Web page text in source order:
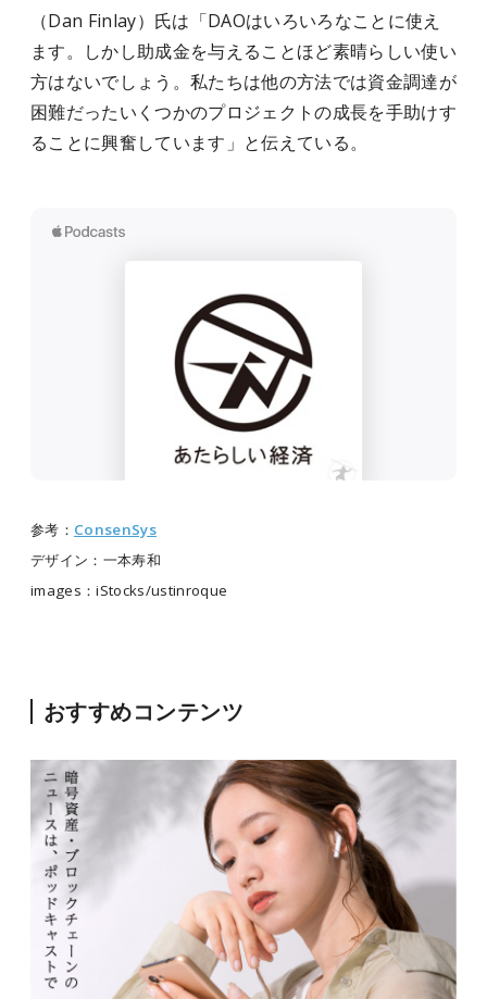
（Dan Finlay）氏は「DAOはいろいろなことに使え
ます。しかし助成金を与えることほど素晴らしい使い
方はないでしょう。私たちは他の方法では資金調達が
困難だったいくつかのプロジェクトの成長を手助けす
ることに興奮しています」と伝えている。
参考： ConsenSys
デザイン：一本寿和
images：iStocks/ustinroque
おすすめコンテンツ